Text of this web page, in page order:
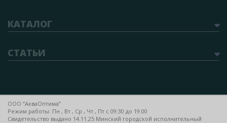
КАТАЛОГ
СТАТЬИ
ООО “АкваОптима”
Режим работы: Пн , Вт , Ср , Чт , Пт c 09:30 до 19:00
Свидетельство выдано 14.11.25 Минский городской исполнительный